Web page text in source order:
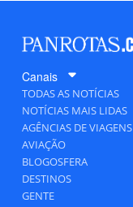
Canais
TODAS AS NOTÍCIAS
NOTÍCIAS MAIS LIDAS
AGÊNCIAS DE VIAGENS
AVIAÇÃO
BLOGOSFERA
DESTINOS
GENTE